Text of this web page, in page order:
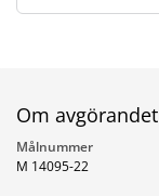
Om avgörandet
Målnummer
M 14095-22